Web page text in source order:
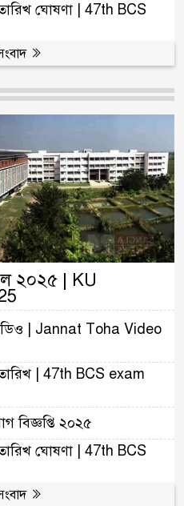
ঘোষণা | 47th BCS
২০২৫ | KU
| Jannat Toha Video
| 47th BCS exam
বিজ্ঞপ্তি ২০২৫
ঘোষণা | 47th BCS